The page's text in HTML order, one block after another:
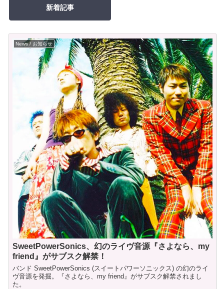
新着記事
News / お知らせ
SweetPowerSonics、幻のライヴ音源『さよなら、my
friend』がサブスク解禁！
バンド SweetPowerSonics (スイートパワーソニックス) の幻のライ
ヴ音源を発掘。『さよなら、my friend』がサブスク解禁されまし
た。